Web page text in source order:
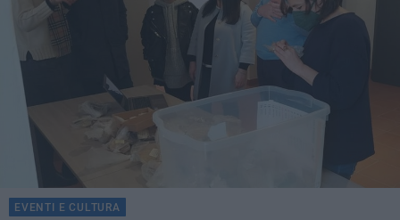
EVENTI E CULTURA